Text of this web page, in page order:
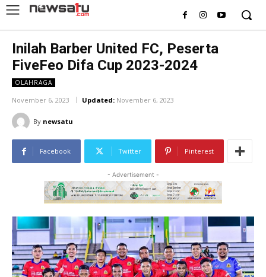
Inilah Barber United FC, Peserta
FiveFeo Difa Cup 2023-2024
OLAHRAGA
November 6, 2023 Updated: November 6, 2023
By newsatu
Facebook Twitter Pinterest
- Advertisement -